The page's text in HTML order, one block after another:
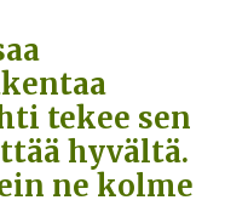
tekee sen
hyvältä.
ne kolme